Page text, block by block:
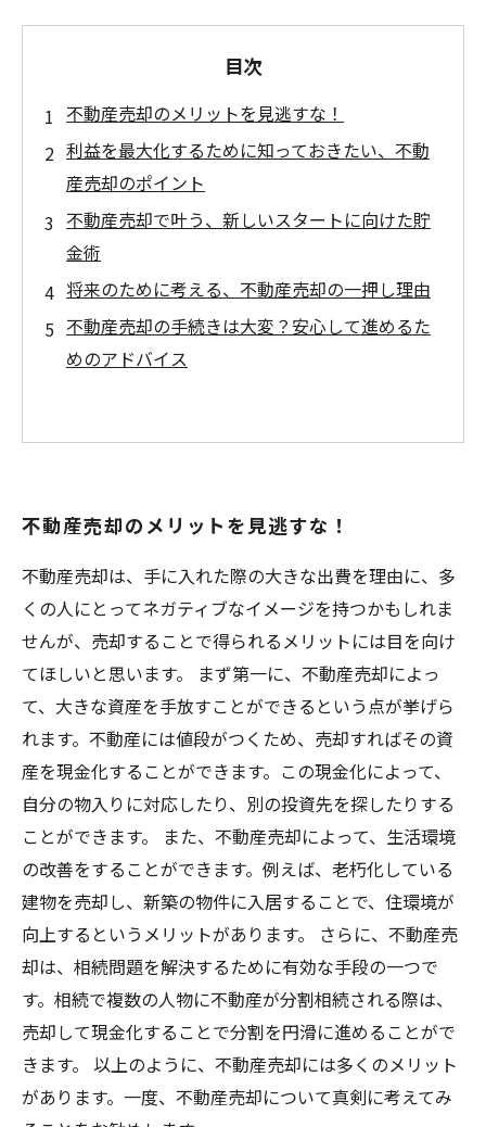
目次
不動産売却のメリットを見逃すな！
利益を最大化するために知っておきたい、不動
産売却のポイント
不動産売却で叶う、新しいスタートに向けた貯
金術
将来のために考える、不動産売却の一押し理由
不動産売却の手続きは大変？安心して進めるた
めのアドバイス
不動産売却のメリットを見逃すな！
不動産売却は、手に入れた際の大きな出費を理由に、多
くの人にとってネガティブなイメージを持つかもしれま
せんが、売却することで得られるメリットには目を向け
てほしいと思います。 まず第一に、不動産売却によっ
て、大きな資産を手放すことができるという点が挙げら
れます。不動産には値段がつくため、売却すればその資
産を現金化することができます。この現金化によって、
自分の物入りに対応したり、別の投資先を探したりする
ことができます。 また、不動産売却によって、生活環境
の改善をすることができます。例えば、老朽化している
建物を売却し、新築の物件に入居することで、住環境が
向上するというメリットがあります。 さらに、不動産売
却は、相続問題を解決するために有効な手段の一つで
す。相続で複数の人物に不動産が分割相続される際は、
売却して現金化することで分割を円滑に進めることがで
きます。 以上のように、不動産売却には多くのメリット
があります。一度、不動産売却について真剣に考えてみ